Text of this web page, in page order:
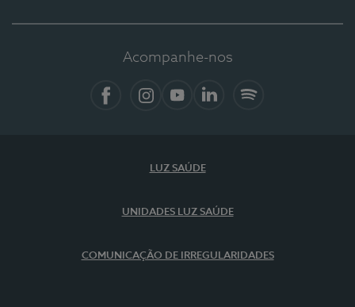
Acompanhe-nos
LUZ SAÚDE
UNIDADES LUZ SAÚDE
COMUNICAÇÃO DE IRREGULARIDADES